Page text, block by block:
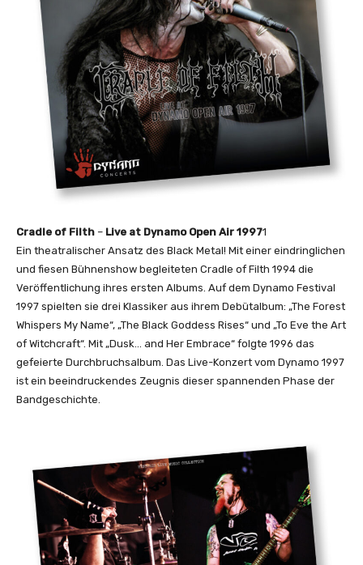
Cradle of Filth – Live at Dynamo Open Air 19971
Ein theatralischer Ansatz des Black Metal! Mit einer eindringlichen
und fiesen Bühnenshow begleiteten Cradle of Filth 1994 die
Veröffentlichung ihres ersten Albums. Auf dem Dynamo Festival
1997 spielten sie drei Klassiker aus ihrem Debütalbum: „The Forest
Whispers My Name“, „The Black Goddess Rises“ und „To Eve the Art
of Witchcraft“. Mit „Dusk… and Her Embrace“ folgte 1996 das
gefeierte Durchbruchsalbum. Das Live-Konzert vom Dynamo 1997
ist ein beeindruckendes Zeugnis dieser spannenden Phase der
Bandgeschichte.